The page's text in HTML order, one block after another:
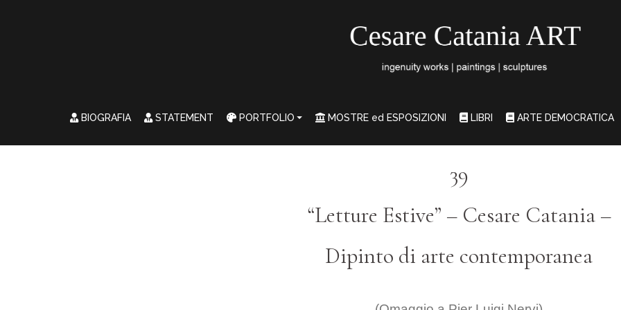
BIOGRAFIA STATEMENT PORTFOLIO MOSTRE ed ESPOSIZIONI LIBRI ARTE DEMOCRATICA
39
“Letture Estive” – Cesare Catania –
Dipinto di arte contemporanea